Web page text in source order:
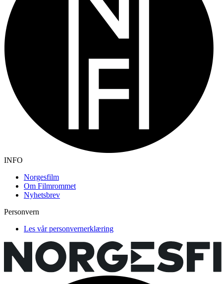
INFO
Norgesfilm
Om Filmrommet
Nyhetsbrev
Personvern
Les vår personvernerklæring